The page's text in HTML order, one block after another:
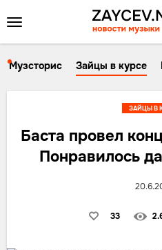
Музсторис Зайцы в курсе
Баста провел
Понравилось
33
ЗАЙЦЫ В